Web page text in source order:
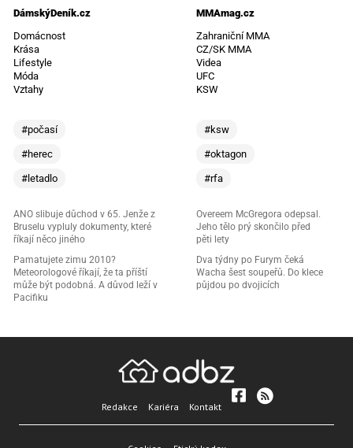
DámskýDeník.cz
Domácnost
Krása
Lifestyle
Móda
Vztahy
#počasí
#herec
#letadlo
ANO slibuje důchod v 65. Jenže z
Bruselu vypluly dokumenty, které
říkají něco jiného
Pamatujete zimu 2010?
Meteorologové říkají, že ta příští
může být podobná. A důvod leží v
Pacifiku
MMAmag.cz
Zahraniční MMA
CZ/SK MMA
Videa
UFC
KSW
#ksw
#oktagon
#rfa
Overeem McGregora odepsal.
Jeho tělo prý skončilo před
pěti lety
Dva týdny po Furym čeká
Wacha šest soupeřů. Do klece
půjdou po dvojicích
Redakce Kariéra Kontakt